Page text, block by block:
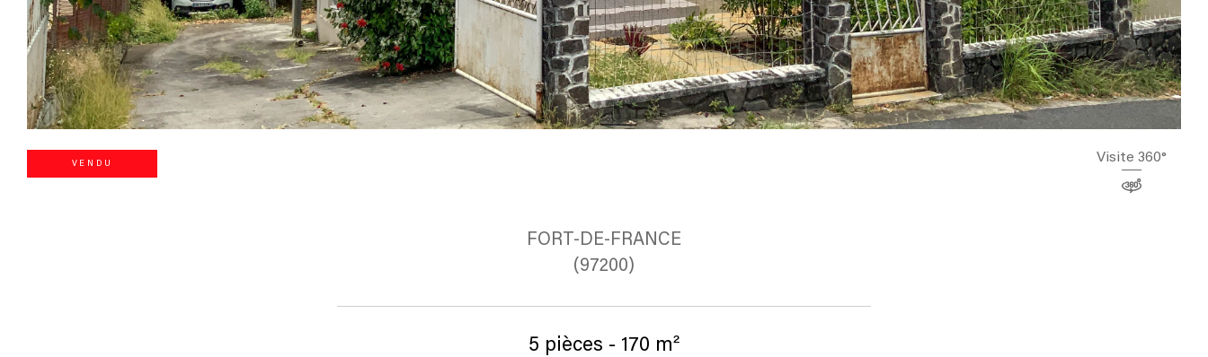
VENDU Visite 360°
FORT-DE-FRANCE
(97200)
5 pièces - 170 m²